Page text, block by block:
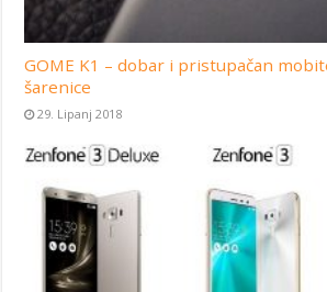
GOME K1 – dobar i pristupačan
šarenice
29. Lipanj 2018